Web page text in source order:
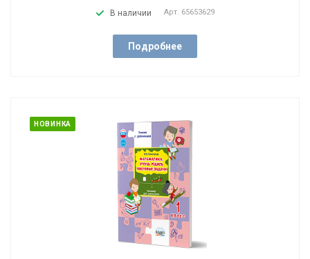
В наличии Арт. 65653629
Подробнее
НОВИНКА